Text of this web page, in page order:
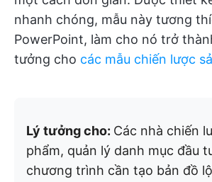
nhanh chóng, mẫu này tương
PowerPoint, làm cho nó trở
tưởng cho các mẫu chiến lược
Lý tưởng cho: Các nhà chiến
phẩm, quản lý danh mục đầu
chương trình cần tạo bản đồ